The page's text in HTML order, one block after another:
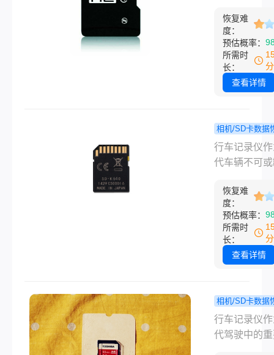
术手段，我
能恢复这些
或丢失的数
么怎么恢复
录仪删掉的
频呢？本文
复行车记录
提供预防措
少未来发生
况的可能性。
个高效恢复
法！
记录行车过
精彩瞬间，
关键时刻提
证据。然而
我们可能会
那么，怎么
车记录仪已
的视频呢？
已删除行车
视频的方法。
恢复难
度：
预估概率：
所需时
长：
查看详情
相机/SD卡数据
程 删除的行
录仪文件怎
恢复指南车
看!
行车记录仪
代车辆不可
性不言而喻
仅能够记录
驶的情况，
包含交通事
键证据。然
录仪中的视
可能会被意
除。面对这
恢复难
度：
预估概率：
所需时
长：
查看详情
相机/SD卡数据
程 行车记录
么找回删掉
行车记录仪
代驾驶中的